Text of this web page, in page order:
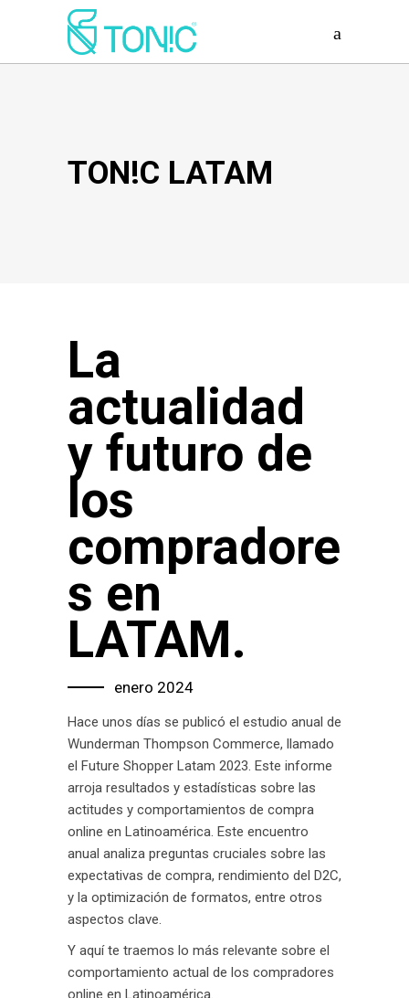
TON!C LATAM
La
actualidad
y futuro de
los
compradore
s en
LATAM.
enero 2024
Hace unos días se publicó el estudio anual de
Wunderman Thompson Commerce, llamado
el Future Shopper Latam 2023. Este informe
arroja resultados y estadísticas sobre las
actitudes y comportamientos de compra
online en Latinoamérica. Este encuentro
anual analiza preguntas cruciales sobre las
expectativas de compra, rendimiento del D2C,
y la optimización de formatos, entre otros
aspectos clave.
Y aquí te traemos lo más relevante sobre el
comportamiento actual de los compradores
online en Latinoamérica.